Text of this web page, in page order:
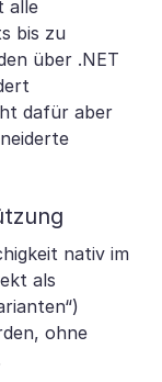
alle
bis zu
über .NET
dafür aber
nativ im
als
ohne